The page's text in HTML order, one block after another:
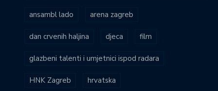
ansambl lado arena zagreb
dan crvenih haljina djeca film
glazbeni talenti i umjetnici ispod radara
HNK Zagreb hrvatska